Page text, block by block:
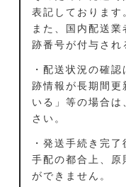
表記しております
また、国内配送
跡番号が付与され
・配送状況の確
跡情報が長期間更
いる」等の場合
さい。
・発送手続き完
手配の都合上、原
ができません。